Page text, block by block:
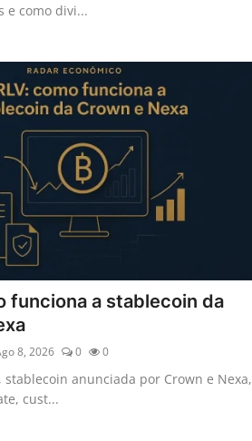
e como divi...
funciona a stablecoin da
8, 2026 0 0
stablecoin anunciada por Crown e Nexa,
cust...